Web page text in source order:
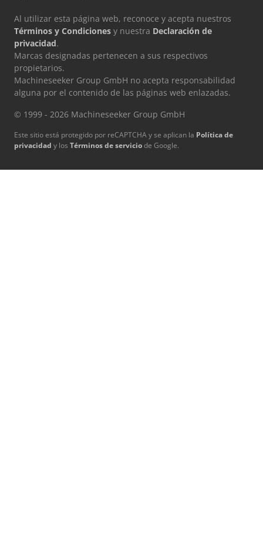
Al utilizar esta página web, reconoce y acepta nuestros
Términos y Condiciones y nuestra Declaración de
privacidad.
Marcas designadas pertenecen a sus respectivos
propietarios.
Machineseeker Group GmbH no acepta responsabilidad
alguna por el contenido de las páginas web enlazadas.
© 1999 - 2026 Machineseeker Group GmbH
Este sitio está protegido por reCAPTCHA y se aplican la Política de
privacidad y los Términos de serviciode Google.